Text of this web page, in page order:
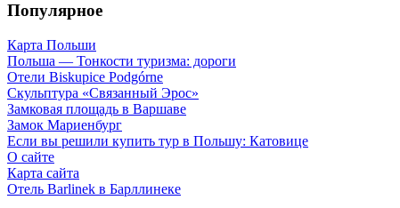
Популярное
Карта Польши
Польша — Тонкости туризма: дороги
Отели Biskupice Podgórne
Скульптура «Связанный Эрос»
Замковая площадь в Варшаве
Замок Мариенбург
Если вы решили купить тур в Польшу: Катовице
О сайте
Карта сайта
Отель Barlinek в Барллинеке